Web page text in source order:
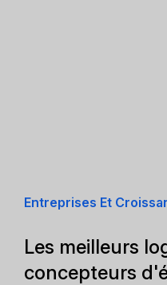
Entreprises Et
Les meilleurs
concepteurs